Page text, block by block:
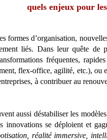
quels enjeux pour
formes d’organisation,
liés. Dans leur quête de
fréquentes,
flex-office, agilité, etc.),
à contribuer au
aussi déstabiliser les
innovations se déploient et
réalité immersive,